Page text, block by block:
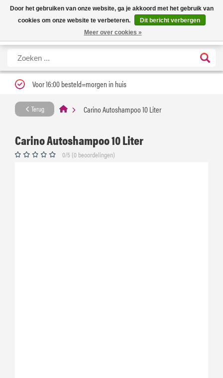
Nieuwe levertijd: 1 tot 3 werkdagen | Nu 25% korting op gehele assortiment
Carfume met kortingscode ''verfrissend''
X
Voor 16:00 besteld=morgen in huis
Terug Carino Autoshampoo 10 Liter
Carino Autoshampoo 10 Liter
0/5 (0 beoordelingen)
Door het gebruiken van onze website, ga je akkoord met het gebruik van
cookies om onze website te verbeteren.
Dit bericht verbergen
Meer over cookies »